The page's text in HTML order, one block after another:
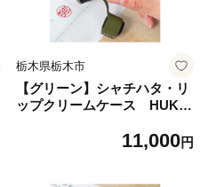
栃木県栃木市
【グリーン】シャチハタ・リ
ップクリームケース HUKU
11,000円